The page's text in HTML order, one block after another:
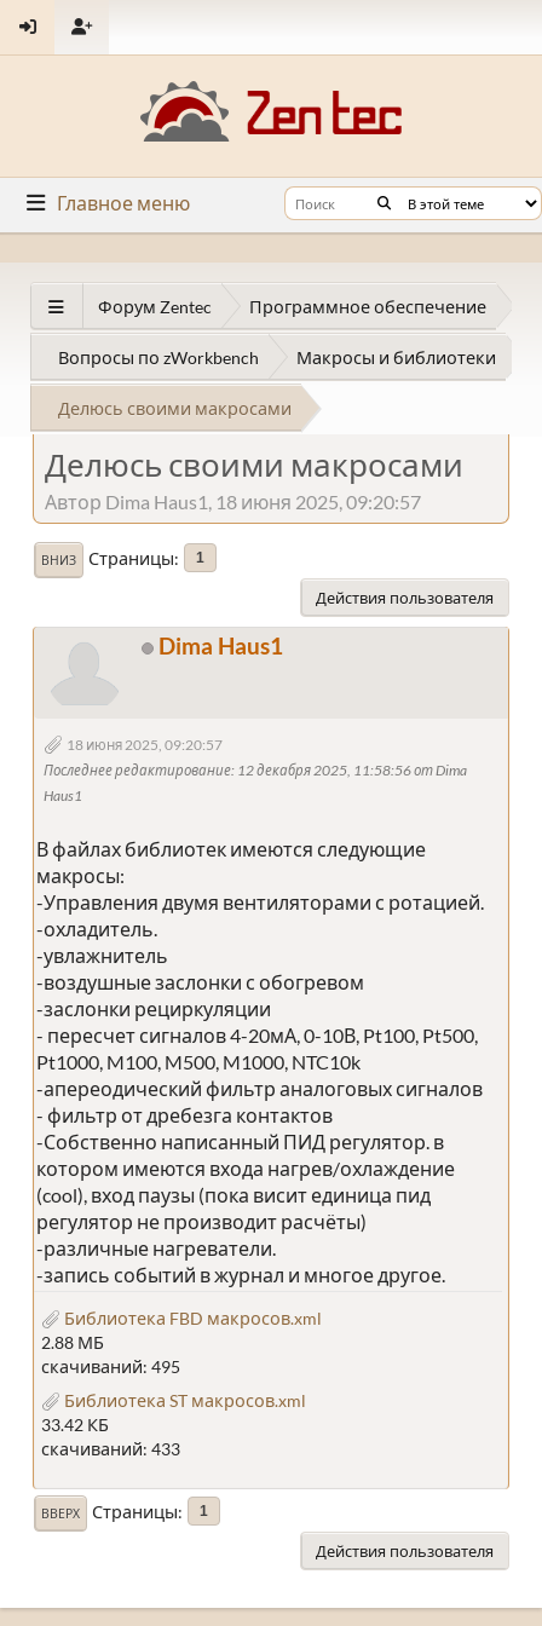
Главное меню
Форум Zentec Программное обеспечение
Вопросы по zWorkbench Макросы и библиотеки
Делюсь своими макросами
Делюсь своими макросами
Автор Dima Haus1, 18 июня 2025, 09:20:57
ВНИЗ Страницы 1
Действия пользователя
Dima Haus1
18 июня 2025, 09:20:57
Последнее редактирование: 12 декабря 2025, 11:58:56 от Dima
Haus1
В файлах библиотек имеются следующие
макросы:
-Управления двумя вентиляторами с ротацией.
-охладитель.
-увлажнитель
-воздушные заслонки с обогревом
-заслонки рециркуляции
- пересчет сигналов 4-20мА, 0-10В, Pt100, Pt500,
Pt1000, M100, M500, M1000, NTC10k
-апереодический фильтр аналоговых сигналов
- фильтр от дребезга контактов
-Собственно написанный ПИД регулятор. в
котором имеются входа нагрев/охлаждение
(cool), вход паузы (пока висит единица пид
регулятор не производит расчёты)
-различные нагреватели.
-запись событий в журнал и многое другое.
Библиотека FBD макросов.xml
2.88 МБ
скачиваний: 495
Библиотека ST макросов.xml
33.42 КБ
скачиваний: 433
ВВЕРХ Страницы 1
Действия пользователя